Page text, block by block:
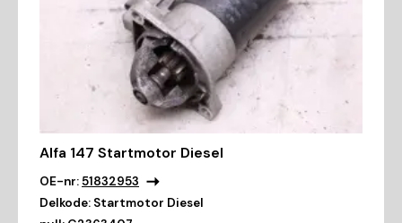
Alfa 147 Startmotor Diesel
OE-nr:51832953
Delkode: Startmotor Diesel